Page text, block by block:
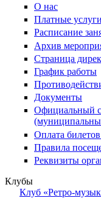
О нас
Платные услуги
Расписание
Архив
Страница
График работы
Документы
Официальный
Оплата
Правила
Реквизиты
Клубы
Клуб «Ретро-